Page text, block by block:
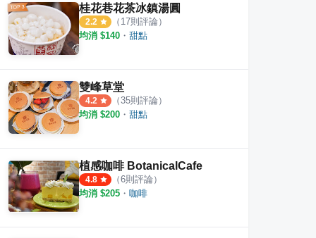
桂花巷花茶冰鎮湯圓
2.2 （ 17則評論）
均消 $140 ・ 甜點
雙峰草堂
4.2 （35則評論）
均消 $200 ・ 甜點
植感咖啡 BotanicalCafe
4.8 （6則評論）
均消 $205 ・ 咖啡